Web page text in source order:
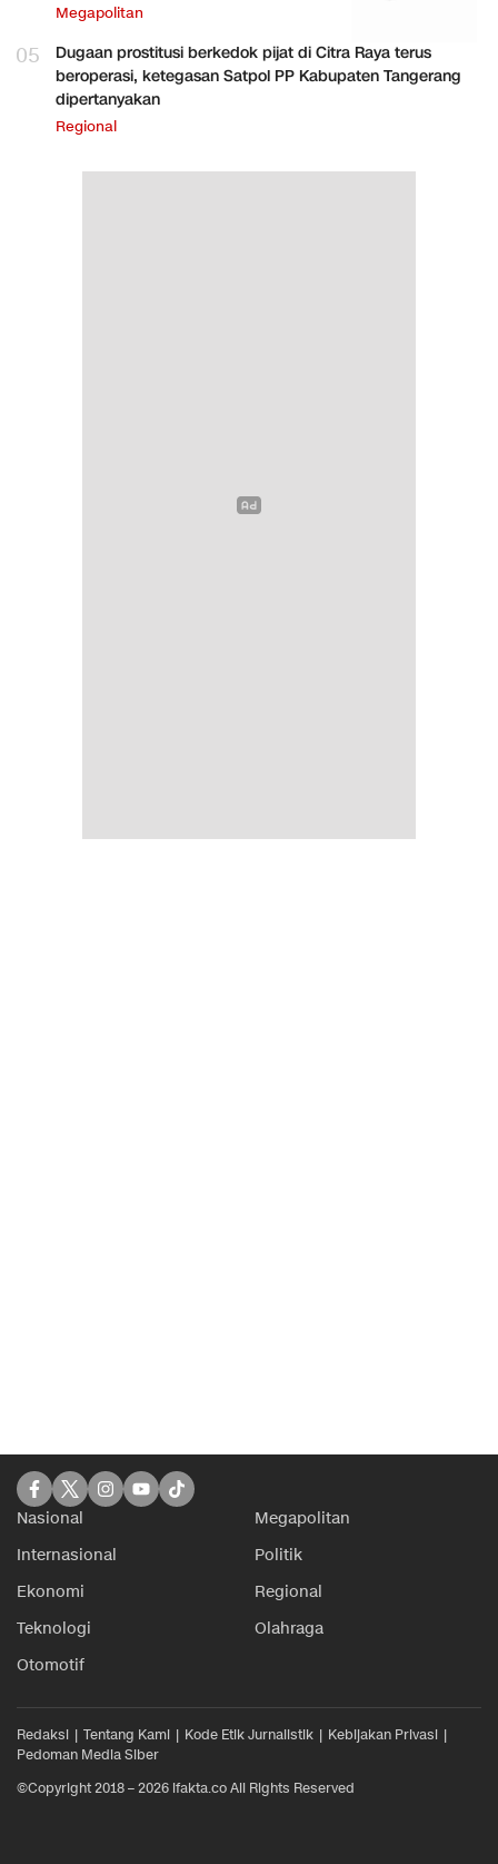
Megapolitan
05
Dugaan prostitusi berkedok pijat di Citra Raya terus
beroperasi, ketegasan Satpol PP Kabupaten Tangerang
dipertanyakan
Regional
Nasional
Megapolitan
Internasional
Politik
Ekonomi
Regional
Teknologi
Olahraga
Otomotif
Redaksi Tentang Kami Kode Etik Jurnalistik
Kebijakan Privasi
Pedoman Media Siber
©Copyright 2018 – 2026 ifakta.co All Rights Reserved